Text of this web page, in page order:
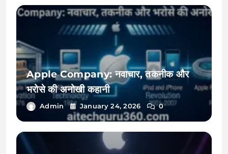
Apple Company: नवाचार, तकनीक और
भरोसे की अनोखी कहानी
Admin January 24, 2026 0